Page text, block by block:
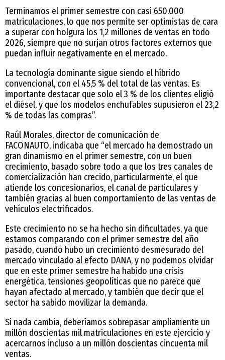
Terminamos el primer semestre con casi 650.000
matriculaciones, lo que nos permite ser optimistas de cara
a superar con holgura los 1,2 millones de ventas en todo
2026, siempre que no surjan otros factores externos que
puedan influir negativamente en el mercado.
La tecnología dominante sigue siendo el híbrido
convencional, con el 45,5 % del total de las ventas. Es
importante destacar que solo el 3 % de los clientes eligió
el diésel, y que los modelos enchufables supusieron el 23,2
% de todas las compras”.
Raúl Morales, director de comunicación de
FACONAUTO, indicaba que “el mercado ha demostrado un
gran dinamismo en el primer semestre, con un buen
crecimiento, basado sobre todo a que los tres canales de
comercialización han crecido, particularmente, el que
atiende los concesionarios, el canal de particulares y
también gracias al buen comportamiento de las ventas de
vehículos electrificados.
Este crecimiento no se ha hecho sin dificultades, ya que
estamos comparando con el primer semestre del año
pasado, cuando hubo un crecimiento desmesurado del
mercado vinculado al efecto DANA, y no podemos olvidar
que en este primer semestre ha habido una crisis
energética, tensiones geopolíticas que no parece que
hayan afectado al mercado, y también que decir que el
sector ha sabido movilizar la demanda.
Si nada cambia, deberíamos sobrepasar ampliamente un
millón doscientas mil matriculaciones en este ejercicio y
acercarnos incluso a un millón doscientas cincuenta mil
ventas.